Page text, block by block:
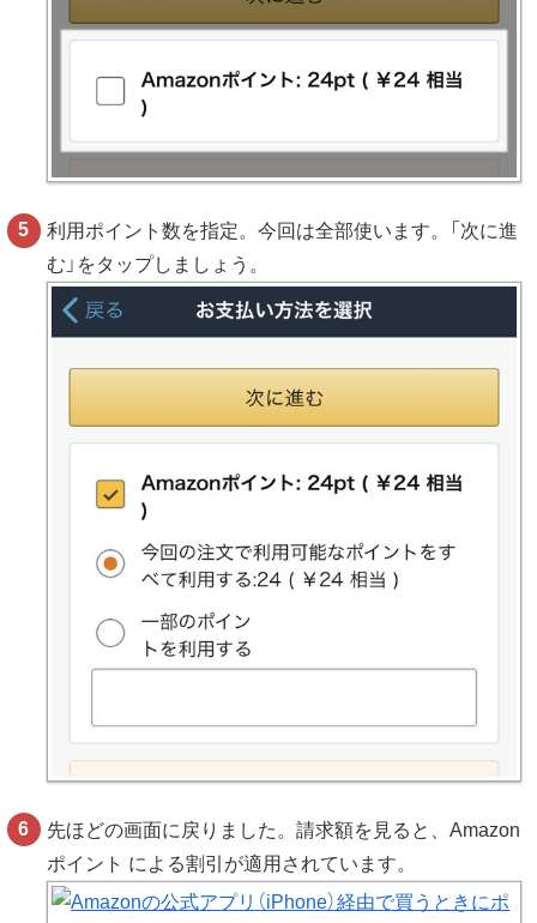
利用ポイント数を指定。今回は全部使います。「次に進
む」をタップしましょう。
先ほどの画面に戻りました。請求額を見ると、Amazon
ポイント による割引が適用されています。